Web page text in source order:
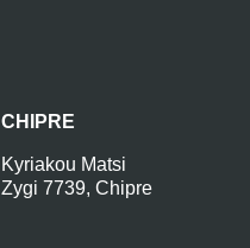
CHIPRE
Kyriakou Matsi
Zygi 7739, Chipre